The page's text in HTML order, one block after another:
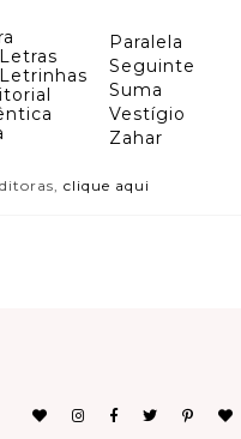
Paralela
Seguinte
Suma
Vestígio
Zahar
clique aqui